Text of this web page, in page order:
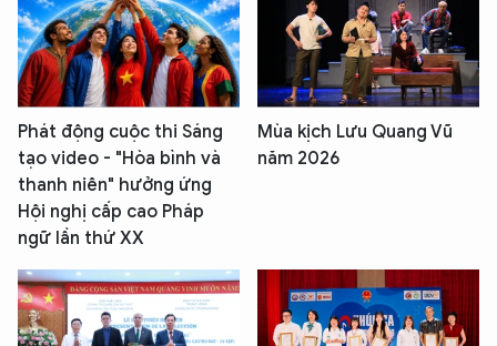
Phát động cuộc thi Sáng
tạo video - "Hòa bình và
thanh niên" hưởng ứng
Hội nghị cấp cao Pháp
ngữ lần thứ XX
Mùa kịch Lưu Quang Vũ
năm 2026